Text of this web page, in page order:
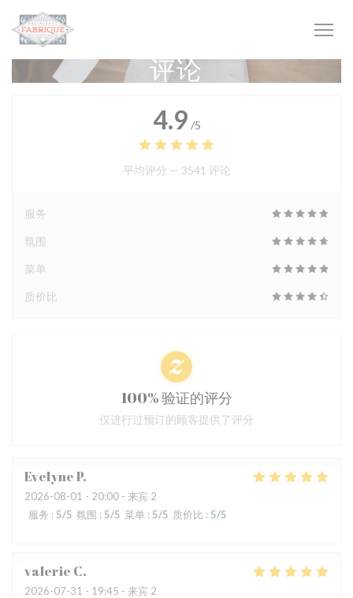
Cookie管理面板
评论
EvelyneP
2026-08-01 - 20:00 - 来宾 2
服务 : 5/5 氛围 : 5/5 菜单 : 5/5 质价比 : 5/5
valerie C
2026-07-31 - 19:45 - 来宾 2
4.9 /5
平均评分 — 3541 评论
服务
氛围
菜单
质价比
100% 验证的评分
仅进行过预订的顾客提供了评分